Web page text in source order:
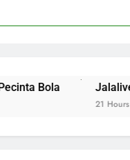
Bola Jalalive :
21 Hours Ago